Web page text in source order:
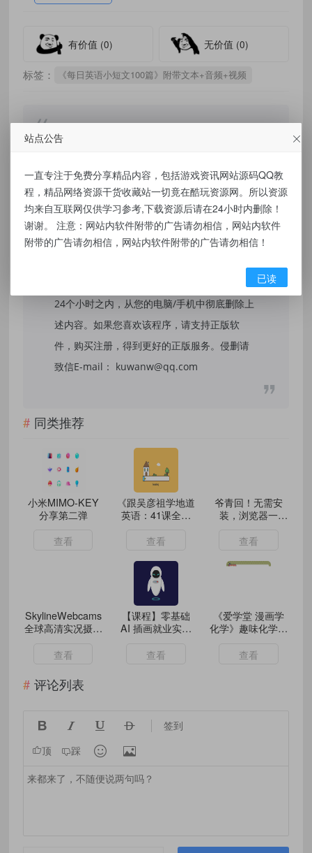
有价值 (0) 无价值 (0)
标签： 《每日英语小短文100篇》附带文本+音频+视频
免责声明：
本站提供的资源，都来自网络，版权争议与本
站无关，所有内容及软件的文章仅限用于学习
和研究目的。不得将上述内容用于商业或者非
法用途，否则，一切后果请用户自负，我们不
24个小时之内，从您的电脑/手机中彻底删除上
述内容。如果您喜欢该程序，请支持正版软
件，购买注册，得到更好的正版服务。侵删请
致信E-mail： kuwanw@qq.com
同类推荐
小米MIMO-KEY
分享第二弹
查看
《跟吴彦祖学地道
英语：41课全系
场景应用一网打
查看
爷青回！无需安
装，浏览器一
查看
SkylineWebcams
全球高清实况摄像
查看
【课程】零基础
AI 插画就业实战
程，助你成为 AI
查看
《爱学堂 漫画学
化学》趣味化学动
查看
评论列表
    签到
顶 踩  
站点公告
一直专注于免费分享精品内容，包括游戏资讯网站源码QQ教
程，精品网络资源干货收藏站一切竟在酷玩资源网。所以资源
均来自互联网仅供学习参考,下载资源后请在24小时内删除！
谢谢。 注意：网站内软件附带的广告请勿相信，网站内软件
附带的广告请勿相信，网站内软件附带的广告请勿相信！
已读